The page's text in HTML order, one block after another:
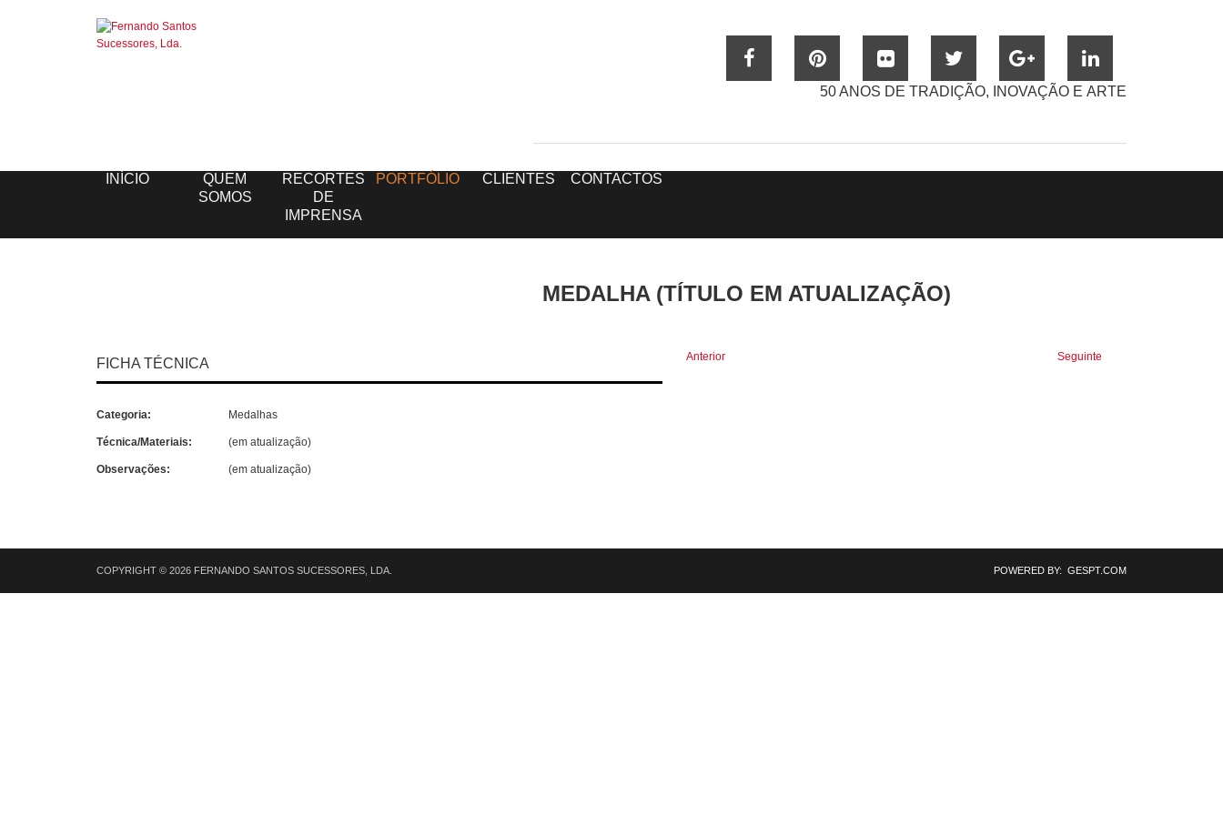
50 ANOS DE TRADIÇÃO, INOVAÇÃO E ARTE
INÍCIO
QUEM
SOMOS
RECORTES
DE
IMPRENSA
PORTFÓLIO CLIENTES CONTACTOS
MEDALHA (TÍTULO EM ATUALIZAÇÃO)
FICHA TÉCNICA
Categoria: Medalhas
Técnica/Materiais: (em atualização)
Observações: (em atualização)
Anterior Seguinte
COPYRIGHT © 2026 FERNANDO SANTOS SUCESSORES, LDA. POWERED BY: GESPT.COM